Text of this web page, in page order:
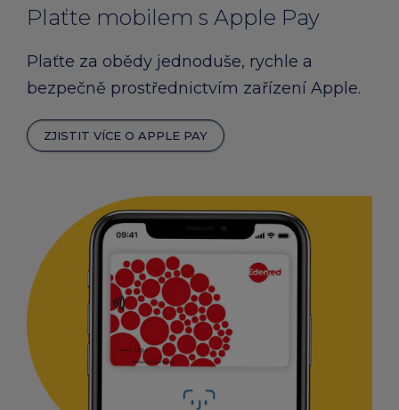
Plaťte mobilem s Apple Pay
Plaťte za obědy jednoduše, rychle a
bezpečně prostřednictvím zařízení Apple.
ZJISTIT VÍCE O APPLE PAY